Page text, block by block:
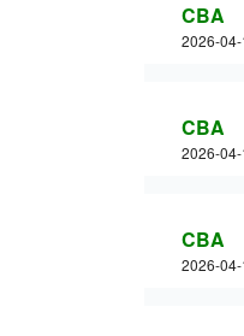
CBA
2026-
CBA
2026-
CBA
2026-